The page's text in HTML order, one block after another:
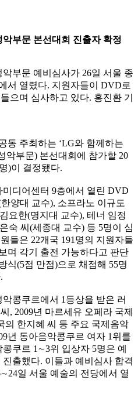
부문 본선대회 진출자 확정
부문 예비심사가 26일 서울 종
서 열렸다. 지원자들이 DVD로
으며 심사하고 있다. 홍진환 기
동 주최하는 ‘LG와 함께하는
악부문) 본선대회에 참가할 20
)이 결정됐다.
디어센터 9층에서 열린 DVD
양대 교수), 소프라노 이규도
요한(명지대 교수), 테너 임정
숙 씨(세종대 교수) 등 5명이 심
들은 22개국 191명의 지원자들
며 각기 출전 가능하다고 판단
식(5점 만점)으로 채점해 55명
콩쿠르에서 1등상을 받은 러
, 2009년 마르세유 오페라 국제
의 한지혜 씨 등 주요 국제음악
년 동아음악콩쿠르 여자 1위를
쿠르 1∼3위 입상자 5명은 예
출했다. 이들과 예비심사 합격
일 서울 예술의 전당에서 열